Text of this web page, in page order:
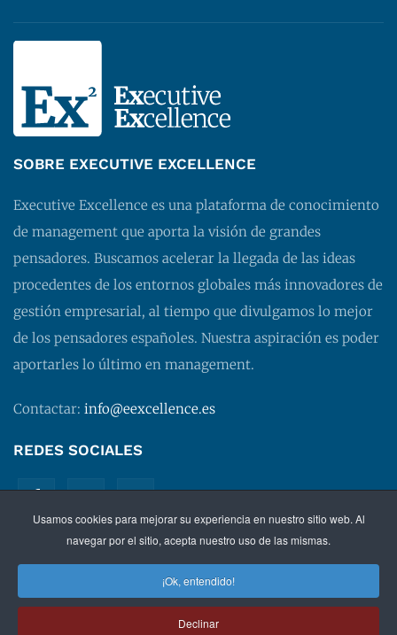
Usamos cookies para mejorar su experiencia en nuestro sitio web. Al
navegar por el sitio, acepta nuestro uso de las mismas.
¡Ok, entendido!
Declinar
SOBRE EXECUTIVE EXCELLENCE
Executive Excellence es una plataforma de conocimiento
de management que aporta la visión de grandes
pensadores. Buscamos acelerar la llegada de las ideas
procedentes de los entornos globales más innovadores de
gestión empresarial, al tiempo que divulgamos lo mejor
de los pensadores españoles. Nuestra aspiración es poder
aportarles lo último en management.
Contactar: info@eexcellence.es
REDES SOCIALES
©2026 EXECUTIVE EXCELLENCE.Managementpara